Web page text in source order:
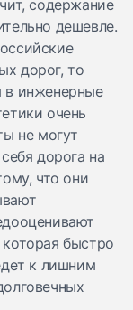
содержание
дешевле.
дорог, то
в инженерные
очень
не могут
дорога на
что они
быстро
к лишним